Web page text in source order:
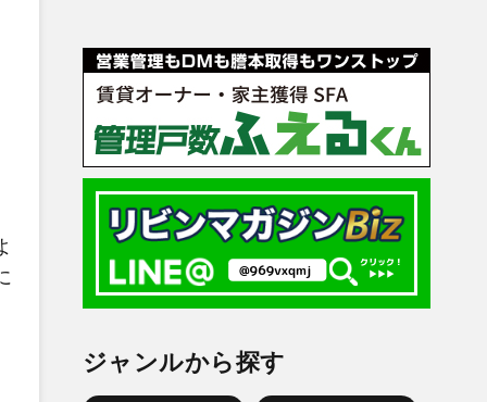
ジャンルから探す